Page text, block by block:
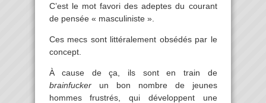
C’est le mot favori des adeptes du courant
de pensée « masculiniste ».
Ces mecs sont littéralement obsédés par le
concept.
À cause de ça, ils sont en train de
brainfuckerun bon nombre de jeunes
hommes frustrés, qui développent une